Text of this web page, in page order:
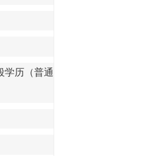
学历（普通